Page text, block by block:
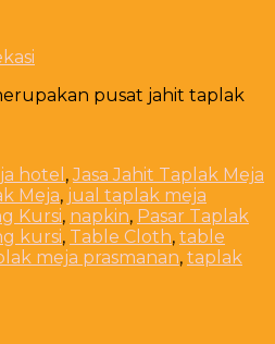
pusat jahit taplak
hotel ,Jasa Jahit Taplak Meja
Meja, jual taplak meja
Kursi, napkin, Pasar Taplak
kursi, Table Cloth, table
meja prasmanan, taplak